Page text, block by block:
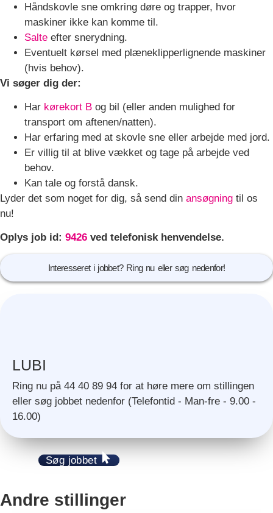
Håndskovle sne omkring døre og trapper, hvor
maskiner ikke kan komme til.
Salte efter snerydning.
Eventuelt kørsel med plæneklipperlignende maskiner
(hvis behov).
Vi søger dig der:
Har kørekort B og bil (eller anden mulighed for
transport om aftenen/natten).
Har erfaring med at skovle sne eller arbejde med jord.
Er villig til at blive vækket og tage på arbejde ved
behov.
Kan tale og forstå dansk.
Lyder det som noget for dig, så send din ansøgning til os
nu!
Oplys job id: 9426 ved telefonisk henvendelse.
Interesseret i jobbet? Ring nu eller søg nedenfor!
LUBI
Ring nu på 44 40 89 94 for at høre mere om stillingen
eller søg jobbet nedenfor (Telefontid - Man-fre - 9.00 -
16.00)
Søg jobbet
Andre stillinger